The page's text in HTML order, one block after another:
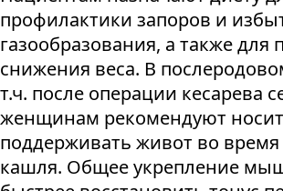
профилактики запоров и
газообразования, а также для
снижения веса. В
т.ч. после операции кесарева
женщинам рекомендуют
поддерживать живот во
кашля. Общее укрепление